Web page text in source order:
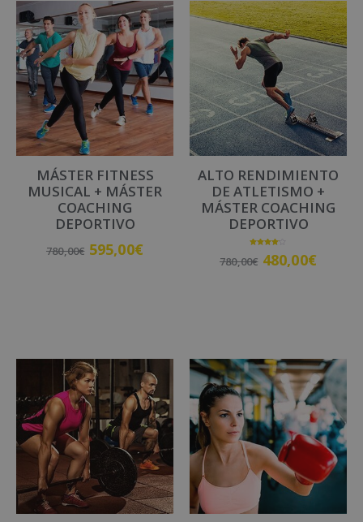
t
e
r
n
a
i
v
MÁSTER FITNESS
MUSICAL + MÁSTER
COACHING
DEPORTIVO
780,00€ 595,00€
ALTO RENDIMIENTO
DE ATLETISMO +
MÁSTER COACHING
DEPORTIVO
con
4.00
780,00€ 480,00€